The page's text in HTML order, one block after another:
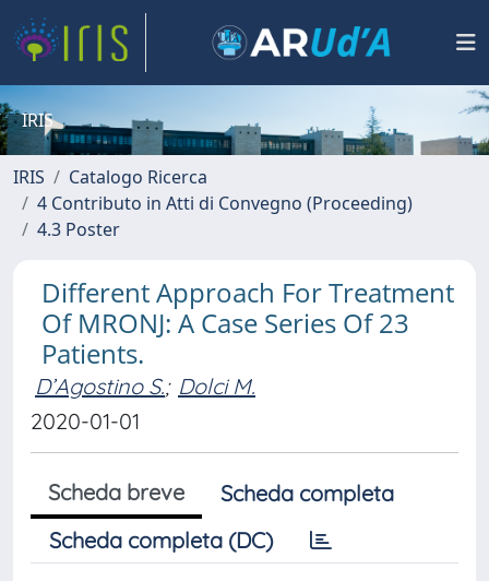
IRIS
IRIS
Catalogo Ricerca
4 Contributo in Atti di Convegno (Proceeding)
4.3 Poster
Different Approach For Treatment
Of MRONJ: A Case Series Of 23
Patients.
D’Agostino S.; Dolci M.
2020-01-01
Scheda breve
Scheda completa
Scheda completa (DC)